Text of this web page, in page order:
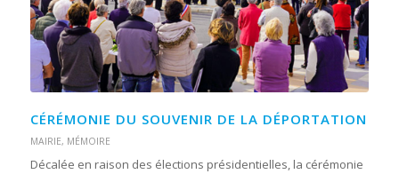
CÉRÉMONIE DU SOUVENIR DE LA DÉPORTATION
MAIRIE, MÉMOIRE
Décalée en raison des élections présidentielles, la cérémonie